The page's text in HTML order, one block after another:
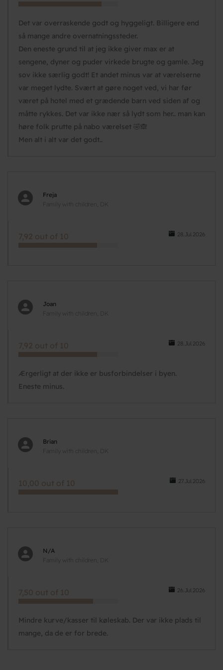
Det var overraskende godt og hyggeligt. Billigere end
så mange andre overnatningssteder.
Den eneste grund til at jeg ikke giver max er at
sengene, dyner og puder virkede brugte og gamle. Jeg
sov ikke særlig godt! Et andet minus var at værelserne
var meget lydte. Svært at gøre noget ved, vi har før
været på hotel med et grædende barn ved siden af og
måtte rykkes. Det var ikke nær så lydt som her.. man kan
høre folk prutte på nabo værelset 🤣🙈
Men alt i alt var det godt..
Freja
Family with children, DK
28.Jul.2026
7,92 out of 10
Joan
Family with children, DK
28.Jul.2026
7,92 out of 10
Ærgerligt at der ikke er busforbindelser i byen.
Eneste minus.
Brian
Family with children, DK
27.Jul.2026
10,00 out of 10
N/A
Family with children, DK
26.Jul.2026
7,50 out of 10
Mindre kurve/kasser til køleskab. Der var ikke plads til
mange, da de er for brede.